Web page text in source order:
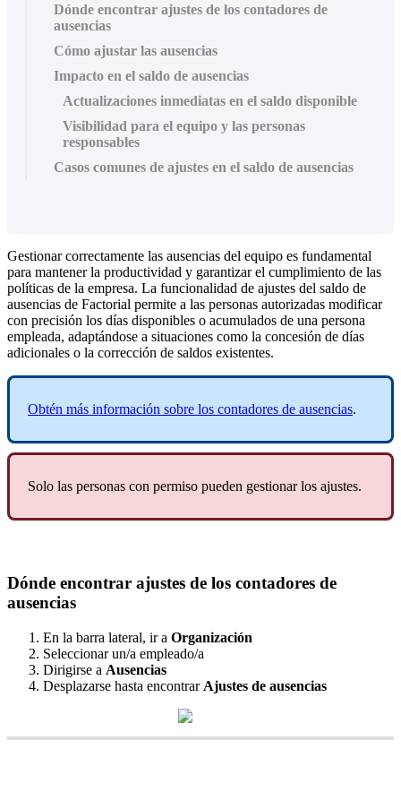
Dónde encontrar ajustes de los contadores de
ausencias
Cómo ajustar las ausencias
Impacto en el saldo de ausencias
Actualizaciones inmediatas en el saldo disponible
Visibilidad para el equipo y las personas
responsables
Casos comunes de ajustes en el saldo de ausencias
Gestionar correctamente las ausencias del equipo es fundamental
para mantener la productividad y garantizar el cumplimiento de las
políticas de la empresa. La funcionalidad de ajustes del saldo de
ausencias de Factorial permite a las personas autorizadas modificar
con precisión los días disponibles o acumulados de una persona
empleada, adaptándose a situaciones como la concesión de días
adicionales o la corrección de saldos existentes.
Obtén más información sobre los contadores de ausencias.
Solo las personas con permiso pueden gestionar los ajustes.
Dónde encontrar ajustes de los contadores de
ausencias
En la barra lateral, ir a Organización
Seleccionar un/a empleado/a
Dirigirse a Ausencias
Desplazarse hasta encontrar Ajustes de ausencias